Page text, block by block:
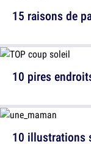
10 pires
15 raisons de
10 illustrations